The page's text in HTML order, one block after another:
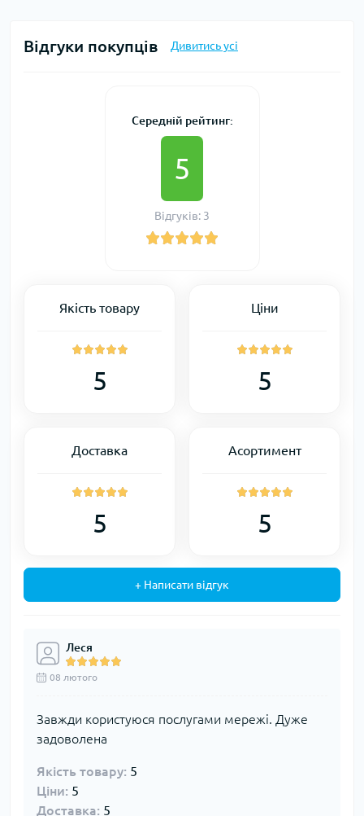
Відгуки покупців Дивитись усі
Середній рейтинг:
5
Відгуків: 3
+ Написати відгук
Якість товару
5
Ціни
5
Доставка
5
Асортимент
5
Леся
08 лютого
Завжди користуюся послугами мережі. Дуже
задоволена
Якість товару: 5
Ціни: 5
Доставка: 5